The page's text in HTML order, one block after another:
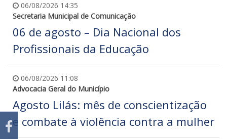
06/08/2026 14:35
Secretaria Municipal de Comunicação
06 de agosto – Dia Nacional dos
Profissionais da Educação
06/08/2026 11:08
Advocacia Geral do Município
Agosto Lilás: mês de conscientização
e combate à violência contra a mulher